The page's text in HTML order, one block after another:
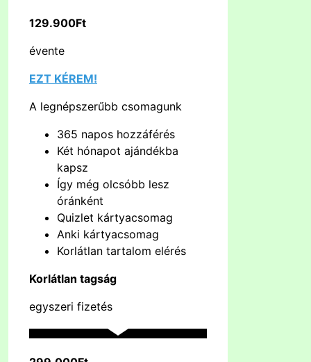
129.900Ft
évente
EZT KÉREM!
A legnépszerűbb csomagunk
365 napos hozzáférés
Két hónapot ajándékba
kapsz
Így még olcsóbb lesz
óránként
Quizlet kártyacsomag
Anki kártyacsomag
Korlátlan tartalom elérés
Korlátlan tagság
egyszeri fizetés